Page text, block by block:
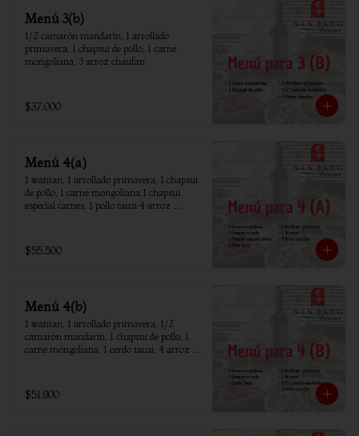
Menú 3(b)
1/2 camarón mandarín, 1 arrollado
primavera, 1 chapsui de pollo, 1 carne
mongoliana, 3 arroz chaufan
$37.000
Menú 4(a)
1 wantan, 1 arrollado primavera, 1 chapsui
de pollo, 1 carne mongoliana,1 chapsui
especial carnes, 1 pollo tausi 4 arroz
$55.500
Menú 4(b)
1 wantan, 1 arrollado primavera, 1/2
camarón mandarín, 1 chapsui de pollo, 1
carne mongoliana, 1 cerdo tausi, 4 arroz
$51.800